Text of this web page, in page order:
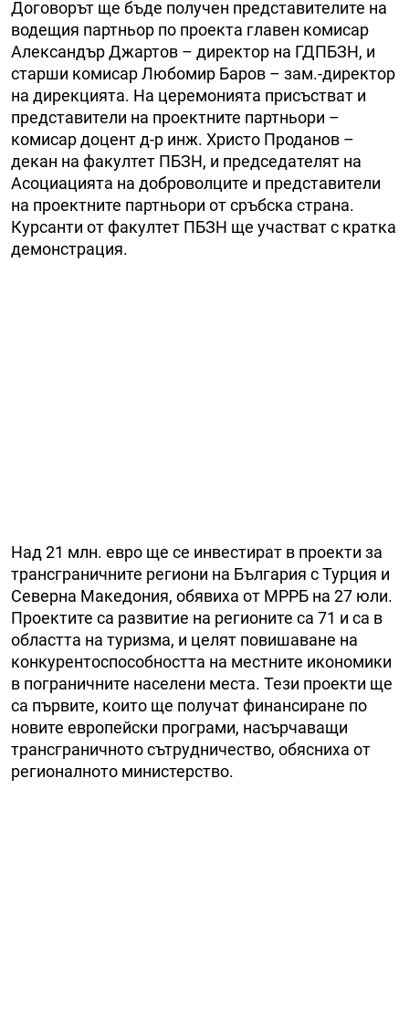
Договорът ще бъде получен представителите на
водещия партньор по проекта главен комисар
Александър Джартов – директор на ГДПБЗН, и
старши комисар Любомир Баров – зам.-директор
на дирекцията. На церемонията присъстват и
представители на проектните партньори –
комисар доцент д-р инж. Христо Проданов –
декан на факултет ПБЗН, и председателят на
Асоциацията на доброволците и представители
на проектните партньори от сръбска страна.
Курсанти от факултет ПБЗН ще участват с кратка
демонстрация.
Над 21 млн. евро ще се инвестират в проекти за
трансграничните региони на България с Турция и
Северна Македония, обявиха от МРРБ на 27 юли.
Проектите са развитие на регионите са 71 и са в
областта на туризма, и целят повишаване на
конкурентоспособността на местните икономики
в пограничните населени места. Тези проекти ще
са първите, които ще получат финансиране по
новите европейски програми, насърчаващи
трансграничното сътрудничество, обясниха от
регионалното министерство.